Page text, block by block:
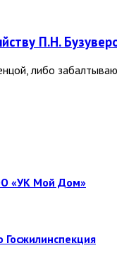
П.Н.
либо
«УК Мой Дом»